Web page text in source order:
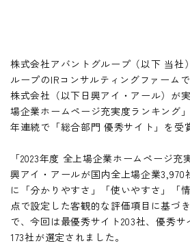
バナンス
ジネスモデル
営方針
績・財務
ライブラリ
式情報
人投資家の皆様
カレンダー
株式会社アバントグループ（以下 当社
ループのIRコンサルティングファーム
株式会社（以下日興アイ・アール）が
場企業ホームページ充実度ランキング
年連続で「総合部門 優秀サイト」を受
「2023年度 全上場企業ホームページ充
興アイ・アールが国内全上場企業3,970
に「分かりやすさ」「使いやすさ」「
点で設定した客観的な評価項目に基づ
で、今回は最優秀サイト203社、優秀サ
173社が選定されました。